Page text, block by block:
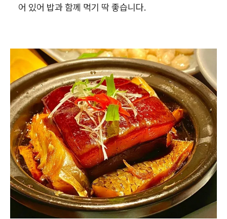
어 있어 밥과 함께 먹기 딱 좋습니다.